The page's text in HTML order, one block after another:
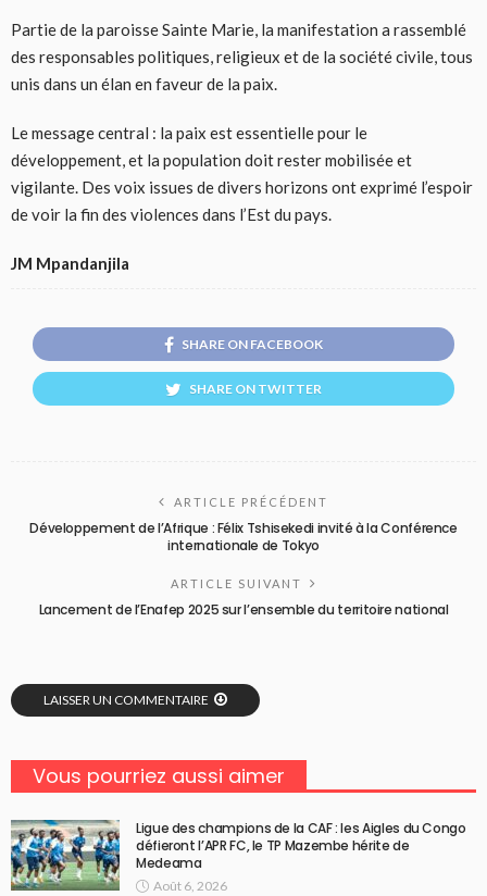
Partie de la paroisse Sainte Marie, la manifestation a rassemblé
des responsables politiques, religieux et de la société civile, tous
unis dans un élan en faveur de la paix.
Le message central : la paix est essentielle pour le
développement, et la population doit rester mobilisée et
vigilante. Des voix issues de divers horizons ont exprimé l’espoir
de voir la fin des violences dans l’Est du pays.
JM Mpandanjila
SHARE ON FACEBOOK
SHARE ON TWITTER
ARTICLE PRÉCÉDENT
Développement de l’Afrique : Félix Tshisekedi invité à la Conférence
internationale de Tokyo
ARTICLE SUIVANT
Lancement de l’Enafep 2025 sur l’ensemble du territoire national
LAISSER UN COMMENTAIRE
Vous pourriez aussi aimer
Ligue des champions de la CAF : les Aigles du Congo
défieront l’APR FC, le TP Mazembe hérite de
Medeama
Août 6, 2026